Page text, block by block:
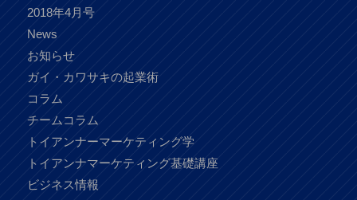
2018年4月号
News
お知らせ
ガイ・カワサキの起業術
コラム
チームコラム
トイアンナーマーケティング学
トイアンナマーケティング基礎講座
ビジネス情報